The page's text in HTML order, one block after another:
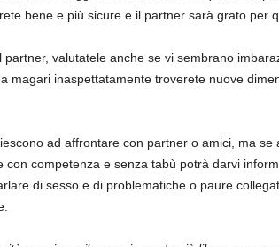
bene e più sicure e il partner sarà grato per
partner, valutatele anche se vi sembrano
inaspettatamente troverete nuove
ad affrontare con partner o amici, ma se
competenza e senza tabù potrà darvi
di sesso e di problematiche o paure